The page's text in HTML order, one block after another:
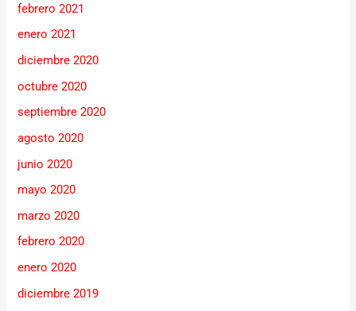
febrero 2021
enero 2021
diciembre 2020
octubre 2020
septiembre 2020
agosto 2020
junio 2020
mayo 2020
marzo 2020
febrero 2020
enero 2020
diciembre 2019